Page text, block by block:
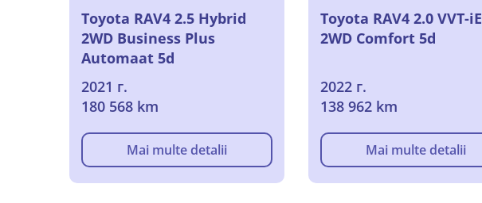
Toyota RAV4 2.5 Hybrid
2WD Business Plus
Automaat 5d
2021 г.
180 568 km
Mai multe detalii
Toyota RAV4 2.0 VVT-iE
2WD Comfort 5d
2022 г.
138 962 km
Mai multe detalii